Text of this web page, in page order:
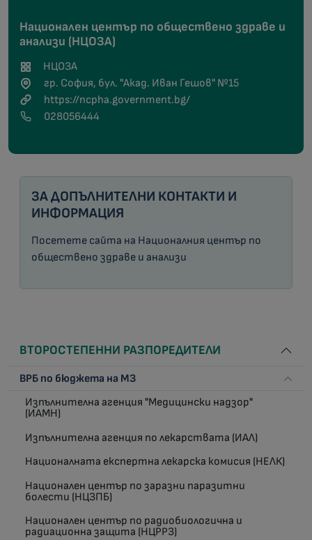
Национален център по обществено здраве и
анализи (НЦОЗА)
НЦОЗА
гр. София, бул. "Акад. Иван Гешов" №15
https://ncpha.government.bg/
028056444
ЗА ДОПЪЛНИТЕЛНИ КОНТАКТИ И
ИНФОРМАЦИЯ
Посетете сайта на Националния център по
обществено здраве и анализи
ВТОРОСТЕПЕННИ РАЗПОРЕДИТЕЛИ
ВРБ по бюджета на МЗ
Изпълнителна агенция "Медицински надзор"
(ИАМН)
Изпълнителна агенция по лекарствата (ИАЛ)
Националната експертна лекарска комисия (НЕЛК)
Национален център по заразни паразитни
болести (НЦЗПБ)
Национален център по радиобиологична и
радиационна защита (НЦРРЗ)